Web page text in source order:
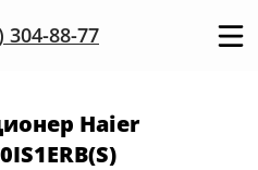
304-88-77
Haier